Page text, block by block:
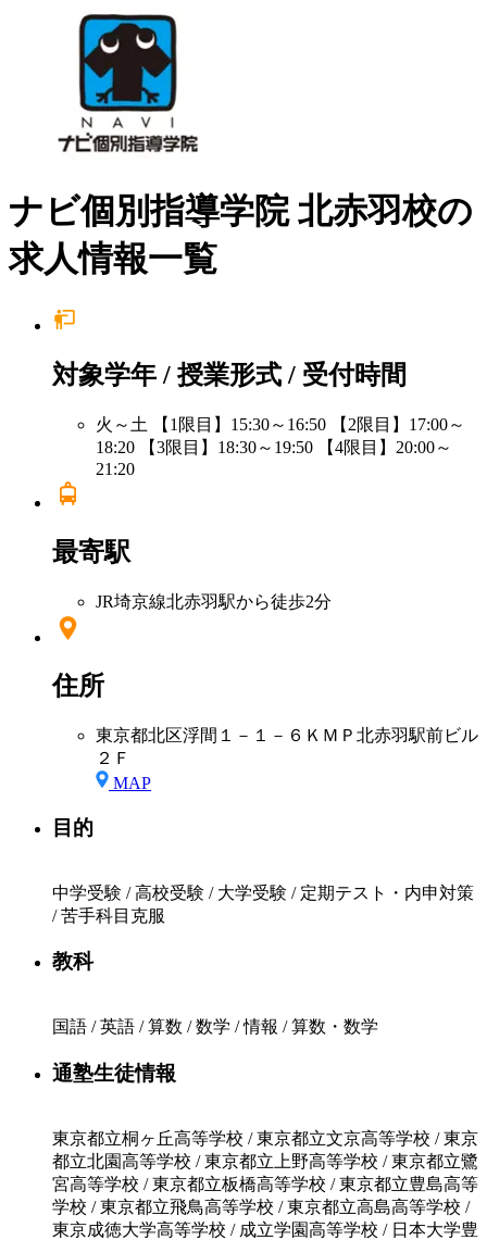
ナビ個別指導学院 北赤羽校の
求人情報一覧
対象学年 / 授業形式 / 受付時間
火～土 【1限目】15:30～16:50 【2限目】17:00～
18:20 【3限目】18:30～19:50 【4限目】20:00～
21:20
最寄駅
JR埼京線北赤羽駅から徒歩2分
住所
東京都北区浮間１－１－６ＫＭＰ北赤羽駅前ビル
２Ｆ
MAP
目的
中学受験 / 高校受験 / 大学受験 / 定期テスト・内申対策
/ 苦手科目克服
教科
国語 / 英語 / 算数 / 数学 / 情報 / 算数・数学
通塾生徒情報
東京都立桐ヶ丘高等学校 / 東京都立文京高等学校 / 東京
都立北園高等学校 / 東京都立上野高等学校 / 東京都立鷺
宮高等学校 / 東京都立板橋高等学校 / 東京都立豊島高等
学校 / 東京都立飛鳥高等学校 / 東京都立高島高等学校 /
東京成徳大学高等学校 / 成立学園高等学校 / 日本大学豊